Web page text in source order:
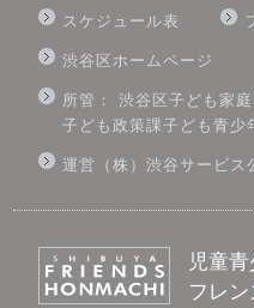
スケジュール表
渋谷区ホームページ
所管： 渋谷区子ども家庭
子ども政策課子ども青少
運営（株）渋谷サービス
児童
フレ